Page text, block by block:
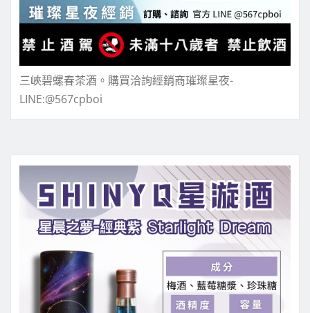
三峽碧螺春茶酒。購買洽詢經銷商璀璨星夜-
LINE:@567cpboi